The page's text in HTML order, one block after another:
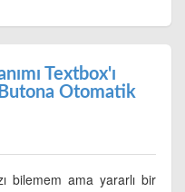
Textbox'ı
Otomatik
bilemem ama yararlı bir